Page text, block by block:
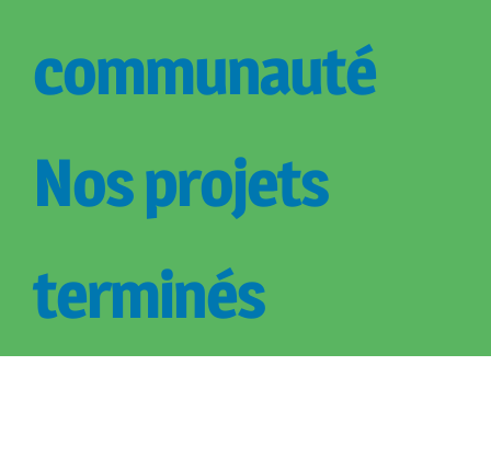
communauté
Nos projets
terminés